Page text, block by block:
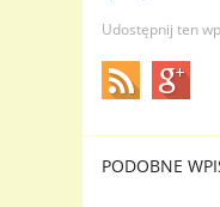
Udostępnij ten
PODOBNE